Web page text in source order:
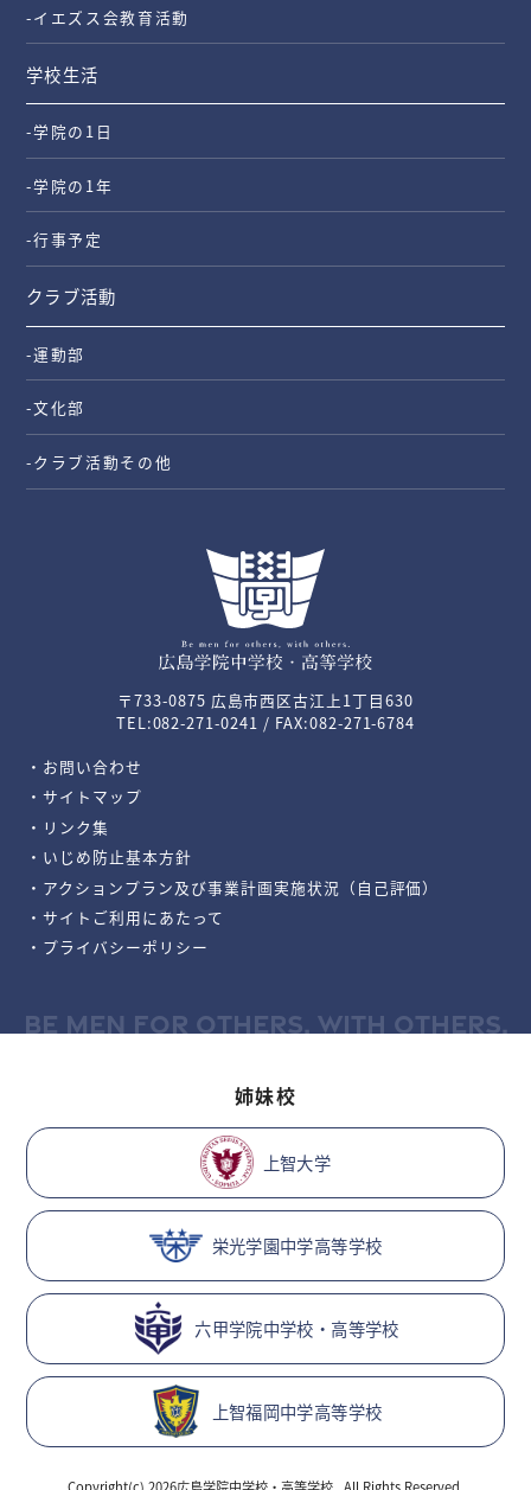
〒733-0875 広島市西区古江上1丁目630
TEL:082-271-0241 / FAX:082-271-6784
・お問い合わせ
・サイトマップ
・リンク集
・いじめ防止基本方針
・アクションプラン及び事業計画実施状況（自己評価）
・サイトご利用にあたって
・プライバシーポリシー
-イエズス会教育活動
学校生活
-学院の1日
-学院の1年
-行事予定
クラブ活動
-運動部
-文化部
-クラブ活動その他
BE MEN FOR OTHERS, WITH OTHERS.
姉妹校
上智大学
栄光学園中学高等学校
六甲学院中学校・高等学校
上智福岡中学高等学校
Copyright(c) 2026広島学院中学校・高等学校, .All Rights Reserved.